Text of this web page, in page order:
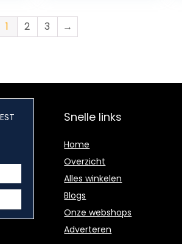
1 2 3 →
Snelle links
Home
Overzicht
Alles winkelen
Blogs
Onze webshops
Adverteren